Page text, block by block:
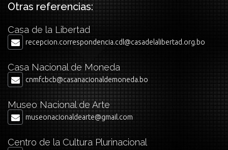
Otras referencias:
Casa de la Libertad
recepcion.correspondencia.cdl@casadelalibertad.org.bo
Casa Nacional de Moneda
cnmfcbcb@casanacionaldemoneda.bo
Museo Nacional de Arte
museonacionaldearte@gmail.com
Centro de la Cultura Plurinacional